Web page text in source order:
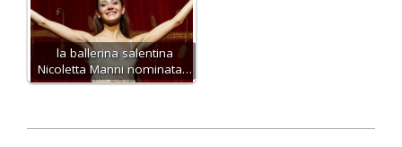
la ballerina salentina
Nicoletta Manni nominata…